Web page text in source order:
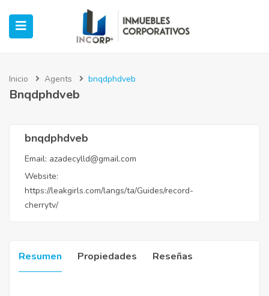
(Oficinas)
(Industrial)
(Casos de Éxito)
Inicio Agents bnqdphdveb
Bnqdphdveb
bnqdphdveb
Email: azadecylld@gmail.com
Website:
https://leakgirls.com/langs/ta/Guides/record-
cherrytv/
Resumen Propiedades Reseñas